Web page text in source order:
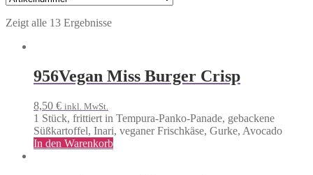
Zeigt alle 13 Ergebnisse
956Vegan Miss Burger Crisp
8,50 € inkl. MwSt.
1 Stück, frittiert in Tempura-Panko-Panade, gebackene
Süßkartoffel, Inari, veganer Frischkäse, Gurke, Avocado
In den Warenkorb